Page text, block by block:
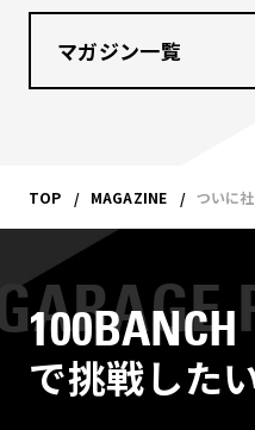
マガジン一覧
TOP MAGAZINE ついに
100BANCH
で挑戦した